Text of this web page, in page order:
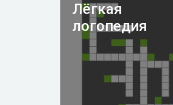
Лёгкая
логопедия